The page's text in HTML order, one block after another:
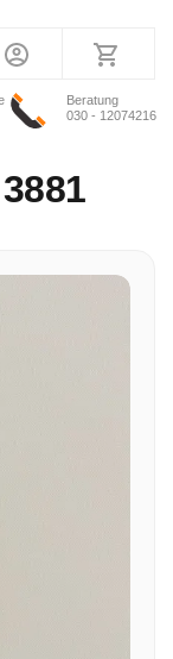
Beratung
030 - 12074216